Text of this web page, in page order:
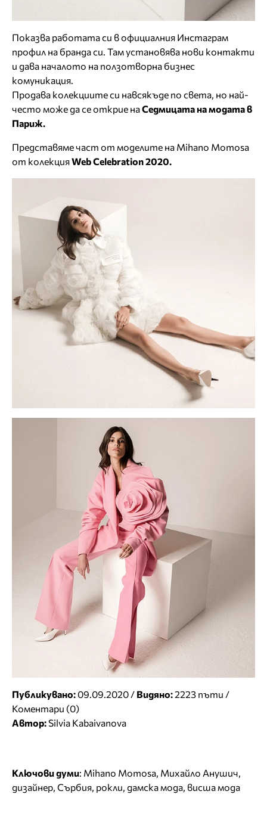
Показва работата си в официалния Инстаграм
профил на бранда си. Там установява нови контакти
и дава началото на ползотворна бизнес
комуникация.
Продава колекциите си навсякъде по света, но най-
често може да се открие наСедмицата на модата в
Париж.
Представяме част от моделите на Mihano Momosa
от колекцияWeb Celebration 2020.
Публикувано: 09.09.2020 / Видяно:2223 пъти /
Коментари (0)
Автор:Silvia Kabaivanova
Ключови думи: Mihano Momosa, Михайло Анушич,
дизайнер, Сърбия, рокли, дамска мода, висша мода